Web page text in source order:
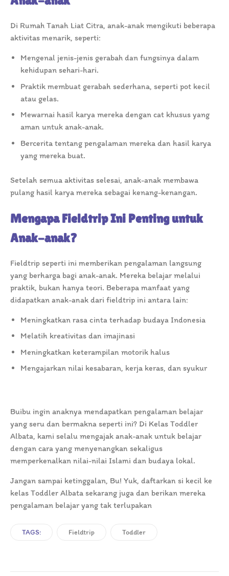
Di Rumah Tanah Liat Citra, anak-anak mengikuti beberapa
aktivitas menarik, seperti:
Mengenal jenis-jenis gerabah dan fungsinya dalam
kehidupan sehari-hari.
Praktik membuat gerabah sederhana, seperti pot kecil
atau gelas.
Mewarnai hasil karya mereka dengan cat khusus yang
aman untuk anak-anak.
Bercerita tentang pengalaman mereka dan hasil karya
yang mereka buat.
Setelah semua aktivitas selesai, anak-anak membawa
pulang hasil karya mereka sebagai kenang-kenangan.
Mengapa Fieldtrip Ini Penting untuk
Anak-anak?
Fieldtrip seperti ini memberikan pengalaman langsung
yang berharga bagi anak-anak. Mereka belajar melalui
praktik, bukan hanya teori. Beberapa manfaat yang
didapatkan anak-anak dari fieldtrip ini antara lain:
Meningkatkan rasa cinta terhadap budaya Indonesia
Melatih kreativitas dan imajinasi
Meningkatkan keterampilan motorik halus
Mengajarkan nilai kesabaran, kerja keras, dan syukur
Buibu ingin anaknya mendapatkan pengalaman belajar
yang seru dan bermakna seperti ini? Di Kelas Toddler
Albata, kami selalu mengajak anak-anak untuk belajar
dengan cara yang menyenangkan sekaligus
memperkenalkan nilai-nilai Islami dan budaya lokal.
Jangan sampai ketinggalan, Bu! Yuk, daftarkan si kecil ke
kelas Toddler Albata sekarang juga dan berikan mereka
pengalaman belajar yang tak terlupakan
TAGS: Fieldtrip Toddler